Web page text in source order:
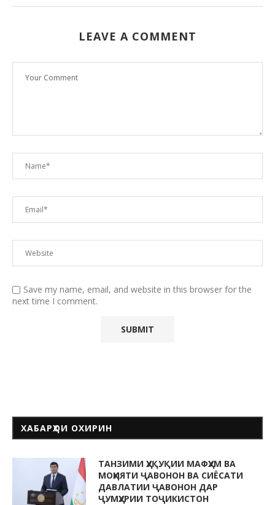
LEAVE A COMMENT
Save my name, email, and website in this browser for the
next time I comment.
ХАБАРҲОИ ОХИРИН
ТАНЗИМИ ҲУҚУҚИИ МАФҲУМ ВА
МОҲИЯТИ ҶАВОНОН ВА СИЁСАТИ
ДАВЛАТИИ ҶАВОНОН ДАР
ҶУМҲУРИИ ТОҶИКИСТОН